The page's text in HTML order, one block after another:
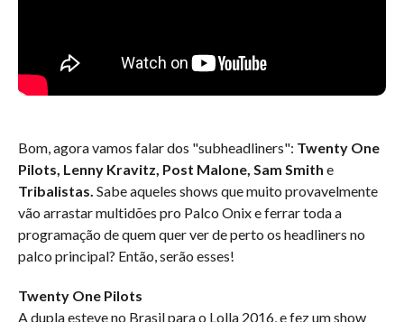
Bom, agora vamos falar dos "subheadliners": Twenty One
Pilots, Lenny Kravitz, Post Malone, Sam Smith e
Tribalistas. Sabe aqueles shows que muito provavelmente
vão arrastar multidões pro Palco Onix e ferrar toda a
programação de quem quer ver de perto os headliners no
palco principal? Então, serão esses!
Twenty One Pilots
A dupla esteve no Brasil para o Lolla 2016, e fez um show